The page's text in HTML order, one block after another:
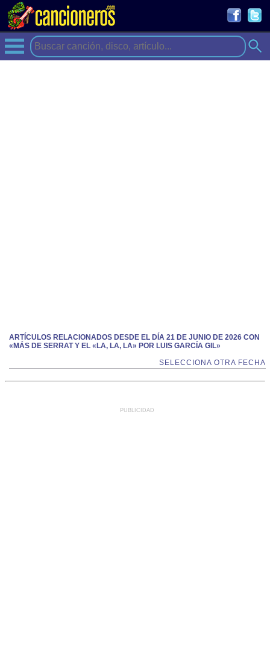
ARTÍCULOS RELACIONADOS DESDE EL DÍA 21 DE JUNIO DE 2026 CON
«MÁS DE SERRAT Y EL «LA, LA, LA» POR LUIS GARCÍA GIL»
SELECCIONA OTRA FECHA
PUBLICIDAD